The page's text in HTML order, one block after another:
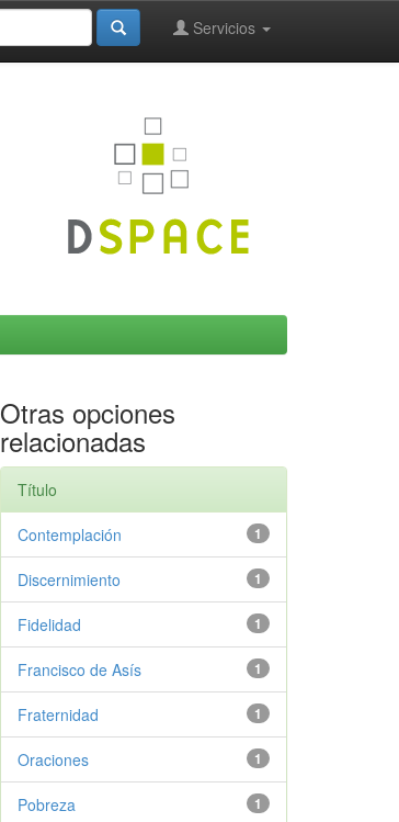
Servicios
Otras opciones
relacionadas
Título
1
Contemplación
1
Discernimiento
1
Fidelidad
1
Francisco de Asís
1
Fraternidad
1
Oraciones
1
Pobreza